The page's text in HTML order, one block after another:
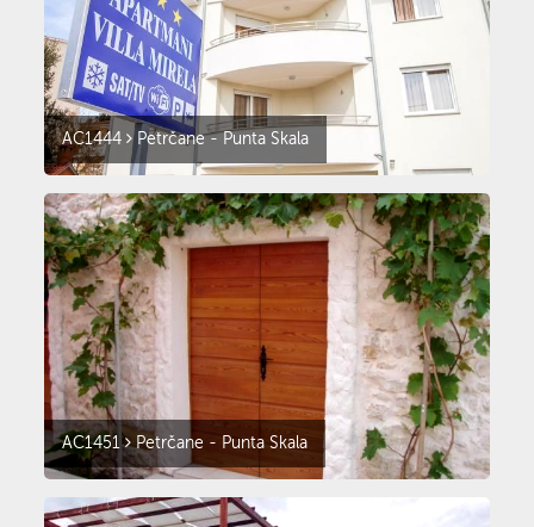
AC1444 Petrčane - Punta Skala
AC1451 Petrčane - Punta Skala